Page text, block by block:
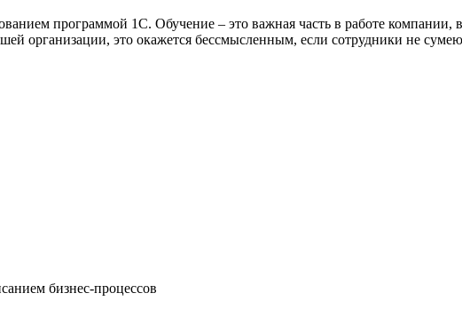
программой 1С. Обучение – это важная часть в работе
организации, это окажется бессмысленным, если сотрудники не
бизнес-процессов